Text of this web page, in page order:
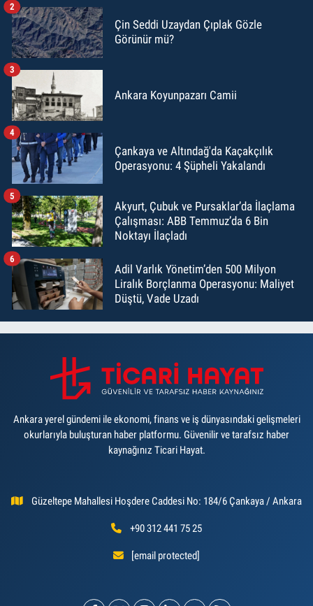
Çin Seddi Uzaydan Çıplak Gözle
Görünür mü?
2
Ankara Koyunpazarı Camii
3
Çankaya ve Altındağ'da Kaçakçılık
Operasyonu: 4 Şüpheli Yakalandı
4
Akyurt, Çubuk ve Pursaklar’da İlaçlama
Çalışması: ABB Temmuz’da 6 Bin
Noktayı İlaçladı
5
Adil Varlık Yönetim’den 500 Milyon
Liralık Borçlanma Operasyonu: Maliyet
Düştü, Vade Uzadı
6
Ankara yerel gündemi ile ekonomi, finans ve iş dünyasındaki gelişmeleri
okurlarıyla buluşturan haber platformu. Güvenilir ve tarafsız haber
kaynağınız Ticari Hayat.
Güzeltepe Mahallesi Hoşdere Caddesi No: 184/6 Çankaya / Ankara
+90 312 441 75 25
[email protected]